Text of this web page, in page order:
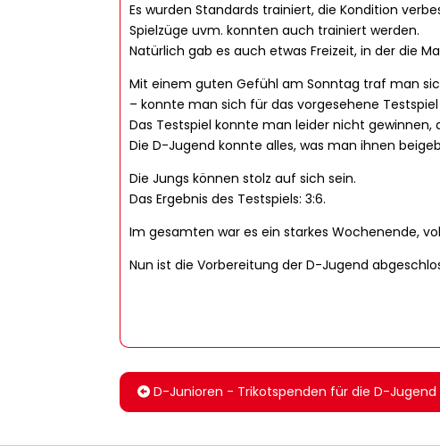
Es wurden Standards trainiert, die Kondition
Spielzüge uvm. konnten auch trainiert werden.
Natürlich gab es auch etwas Freizeit, in der die
Mit einem guten Gefühl am Sonntag traf man
– konnte man sich für das vorgesehene
Das Testspiel konnte man leider nicht
Die D-Jugend konnte alles, was man ihnen
Die Jungs können stolz auf sich sein.
Das Ergebnis des Testspiels: 3:6.
Im gesamten war es ein starkes Wochenende,
Nun ist die Vorbereitung der D-Jugend
D-Junioren - Trikotspenden für die D-Jugend